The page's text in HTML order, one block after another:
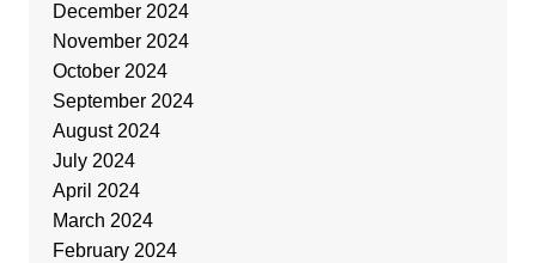
December 2024
November 2024
October 2024
September 2024
August 2024
July 2024
April 2024
March 2024
February 2024